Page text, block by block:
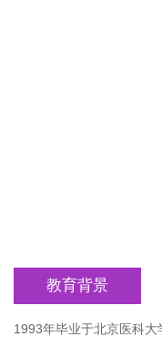
教育背景
​1993年毕业于北京医科